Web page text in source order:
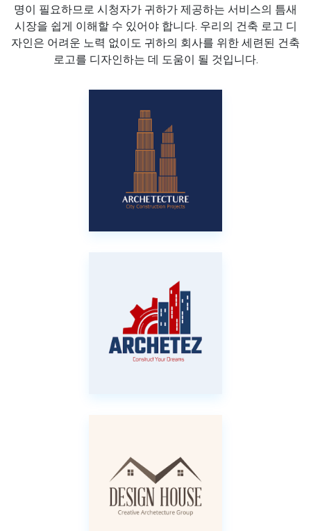
명이 필요하므로 시청자가 귀하가 제공하는 서비스의 틈새
시장을 쉽게 이해할 수 있어야 합니다. 우리의 건축 로고 디
자인은 어려운 노력 없이도 귀하의 회사를 위한 세련된 건축
로고를 디자인하는 데 도움이 될 것입니다.